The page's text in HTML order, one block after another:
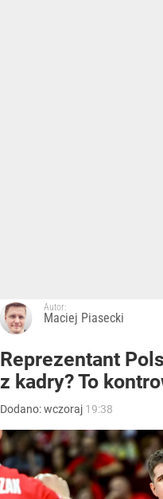
Autor:
Maciej Piasecki
Reprezentant
z kadry? To
Dodano:wczoraj 19:38